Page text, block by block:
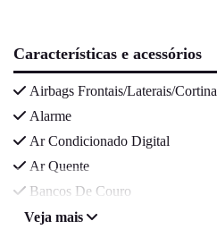
Características e acessórios
Airbags Frontais/Laterais/Cortina
Alarme
Ar Condicionado Digital
Ar Quente
Bancos De Couro
Veja mais